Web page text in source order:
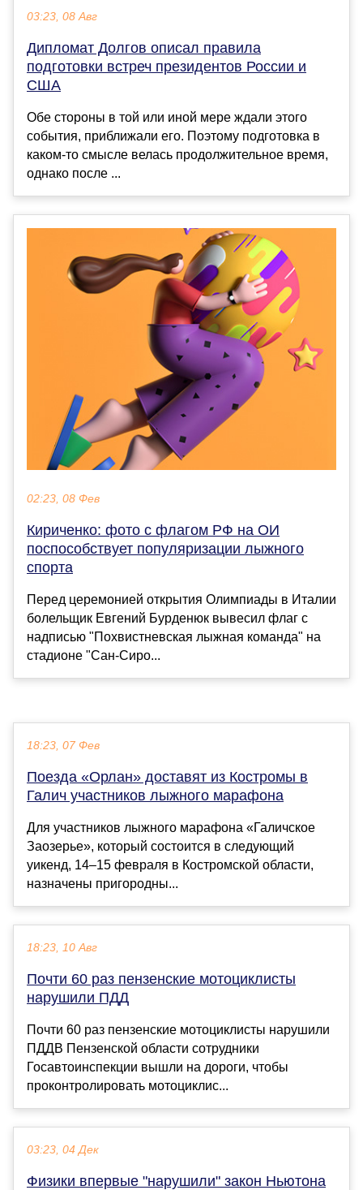
03:23, 08 Авг
Дипломат Долгов описал правила
подготовки встреч президентов России и
США
Обе стороны в той или иной мере ждали этого
события, приближали его. Поэтому подготовка в
каком-то смысле велась продолжительное время,
однако после ...
02:23, 08 Фев
Кириченко: фото с флагом РФ на ОИ
поспособствует популяризации лыжного
спорта
Перед церемонией открытия Олимпиады в Италии
болельщик Евгений Бурденюк вывесил флаг с
надписью "Похвистневская лыжная команда" на
стадионе "Сан-Сиро...
18:23, 07 Фев
Поезда «Орлан» доставят из Костромы в
Галич участников лыжного марафона
Для участников лыжного марафона «Галичское
Заозерье», который состоится в следующий
уикенд, 14–15 февраля в Костромской области,
назначены пригородны...
18:23, 10 Авг
Почти 60 раз пензенские мотоциклисты
нарушили ПДД
Почти 60 раз пензенские мотоциклисты нарушили
ПДДВ Пензенской области сотрудники
Госавтоинспекции вышли на дороги, чтобы
проконтролировать мотоциклис...
03:23, 04 Дек
Физики впервые "нарушили" закон Ньютона